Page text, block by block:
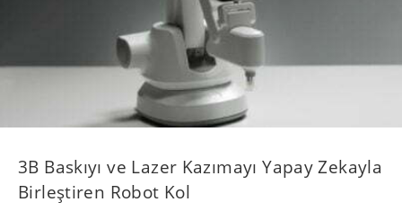
3B Baskıyı ve Lazer Kazımayı Yapay Zekayla
Birleştiren Robot Kol